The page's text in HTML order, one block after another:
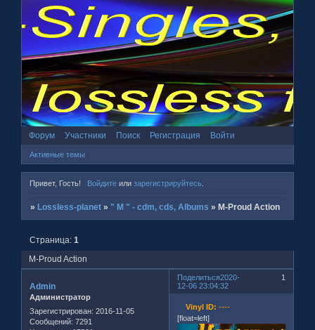
Форум Участники Поиск Регистрация Войти
Активные темы
Привет, Гость! Войдитеили зарегистрируйтесь.
» Lossless-planet » " M " - cdm, cds, Albums » M-Proud Action
M-Proud Action
Страница:1
Поделиться 1
2020-
12-06 23:04:32
Admin
Администратор
Зарегистрирован: 2016-11-05
Сообщений: 7291
Vinyl ID: ----
[float=left]